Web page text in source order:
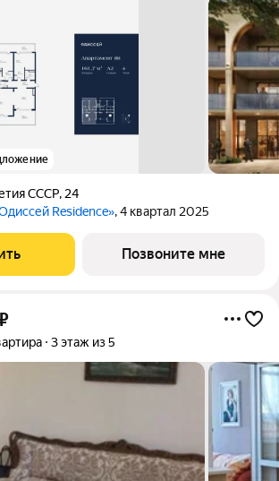
СССР, 24
Residence», 4 квартал 2025
Позвоните мне
3 этаж из 5